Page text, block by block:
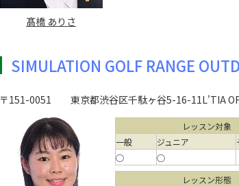
髙橋 ありさ
SIMULATION GOLF RANGE
〒151-0051 東京都渋谷区千駄ヶ谷5-16-11L'TIA
レッスン対象
一般
ジュニア
○
○
レッスン形態